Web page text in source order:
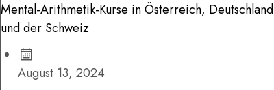
Mental-Arithmetik-Kurse in Österreich, Deutschland
und der Schweiz
August 13, 2024